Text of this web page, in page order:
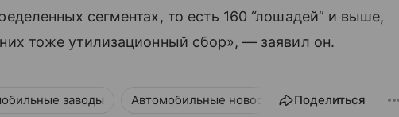
сегментах, то есть 160 “лошадей” и выше,
тоже утилизационный сбор», — заявил он.
заводы Автомобильные новости Поделиться